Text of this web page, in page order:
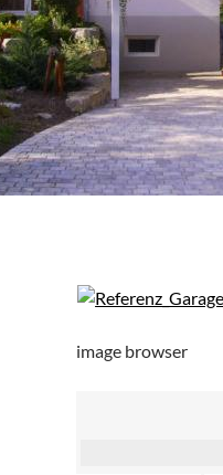
image browser